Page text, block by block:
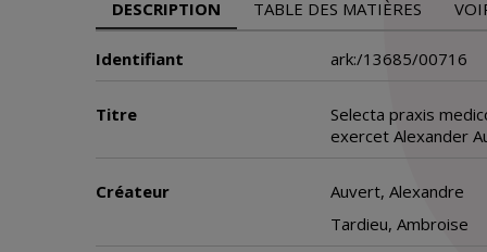
DESCRIPTION TABLE DES MATIÈRES
Identifiant ark:/13685/00716
Titre
Selecta praxis
exercet Alexander
Créateur
Auvert, Alexandre
Tardieu, Ambroise